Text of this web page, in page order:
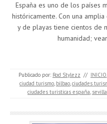
España es uno de los países
históricamente. Con una
y de playas tiene cientos de
humanidad;
Publicado por: Rod Stylezz // INICIO,
ciudad turismo, bilbao,ciudades
ciudades turisticas españa, sevilla